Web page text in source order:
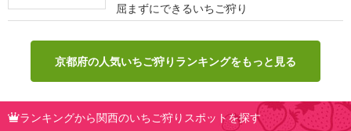
屈まずにできるいちご狩り
京都府の人気いちご狩りランキングをもっと見る
ランキングから関西のいちご狩りスポットを探す